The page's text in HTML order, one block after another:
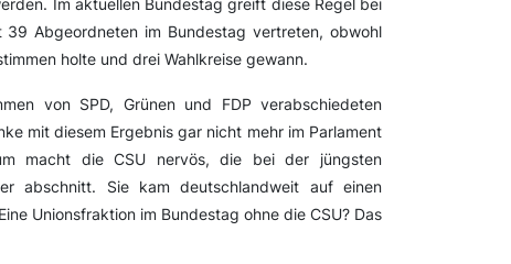
Im aktuellen Bundestag greift diese Regel bei
Abgeordneten im Bundestag vertreten, obwohl
holte und drei Wahlkreise gewann.
von SPD, Grünen und FDP verabschiedeten
mit diesem Ergebnis gar nicht mehr im Parlament
macht die CSU nervös, die bei der jüngsten
abschnitt. Sie kam deutschlandweit auf einen
Unionsfraktion im Bundestag ohne die CSU? Das